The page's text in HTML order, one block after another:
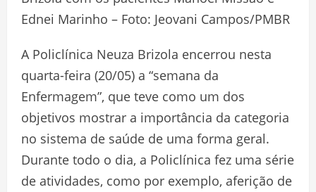
Ednei Marinho – Foto: Jeovani Campos/PMBR
A Policlínica Neuza Brizola encerrou nesta
quarta-feira (20/05) a “semana da
Enfermagem”, que teve como um dos
objetivos mostrar a importância da categoria
no sistema de saúde de uma forma geral.
Durante todo o dia, a Policlínica fez uma série
de atividades, como por exemplo, aferição de